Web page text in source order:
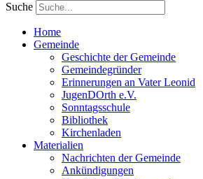
Suche
Home
Gemeinde
Geschichte der Gemeinde
Gemeindegründer
Erinnerungen an Vater Leonid
JugenDOrth e.V.
Sonntagsschule
Bibliothek
Kirchenladen
Materialien
Nachrichten der Gemeinde
Ankündigungen